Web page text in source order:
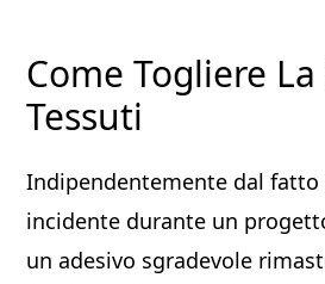
Come Togliere
Tessuti
Indipendentemente dal
incidente durante un
un adesivo sgradevole